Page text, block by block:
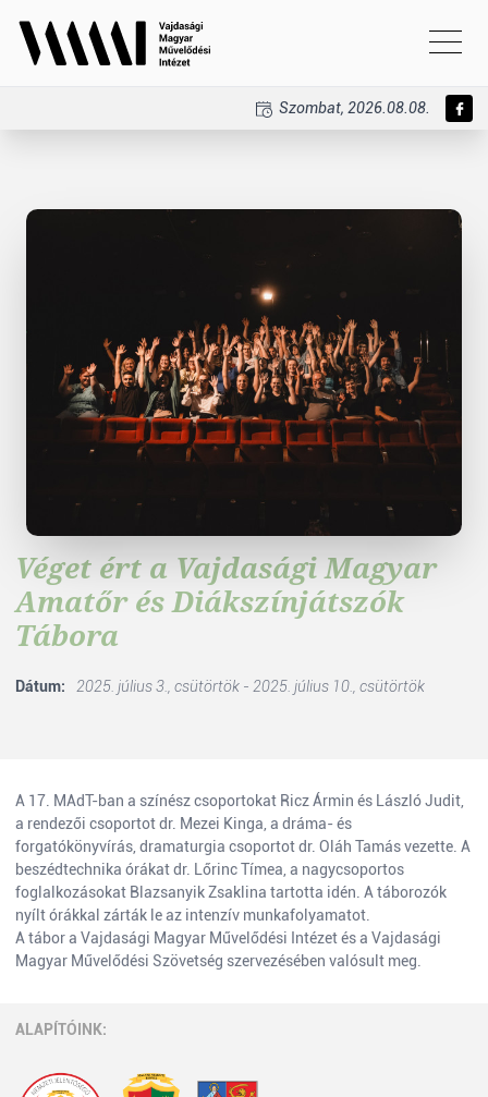
Szombat, 2026.08.08.
Véget ért a Vajdasági Magyar
Amatőr és Diákszínjátszók
Tábora
Dátum: 2025. július 3., csütörtök - 2025. július 10., csütörtök
A 17. MAdT-ban a színész csoportokat Ricz Ármin és László Judit,
a rendezői csoportot dr. Mezei Kinga, a dráma- és
forgatókönyvírás, dramaturgia csoportot dr. Oláh Tamás vezette. A
beszédtechnika órákat dr. Lőrinc Tímea, a nagycsoportos
foglalkozásokat Blazsanyik Zsaklina tartotta idén. A táborozók
nyílt órákkal zárták le az intenzív munkafolyamatot.
A tábor a Vajdasági Magyar Művelődési Intézet és a Vajdasági
Magyar Művelődési Szövetség szervezésében valósult meg.
ALAPÍTÓINK: